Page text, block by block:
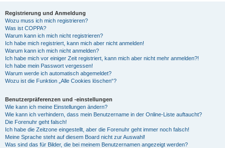
Registrierung und Anmeldung
Wozu muss ich mich registrieren?
Was ist COPPA?
Warum kann ich mich nicht registrieren?
Ich habe mich registriert, kann mich aber nicht anmelden!
Warum kann ich mich nicht anmelden?
Ich habe mich vor einiger Zeit registriert, kann mich aber nicht mehr anmelden?!
Ich habe mein Passwort vergessen!
Warum werde ich automatisch abgemeldet?
Wozu ist die Funktion „Alle Cookies löschen“?
Benutzerpräferenzen und -einstellungen
Wie kann ich meine Einstellungen ändern?
Wie kann ich verhindern, dass mein Benutzername in der Online-Liste auftaucht?
Die Forenuhr geht falsch!
Ich habe die Zeitzone eingestellt, aber die Forenuhr geht immer noch falsch!
Meine Sprache steht auf diesem Board nicht zur Auswahl!
Was sind das für Bilder, die bei meinem Benutzernamen angezeigt werden?